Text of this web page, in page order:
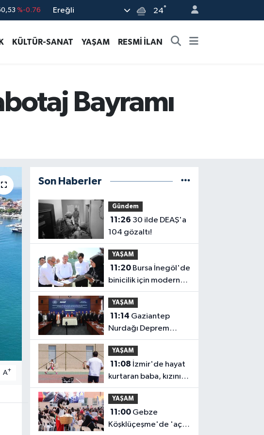
%0.16
Ereğli 24°
KÜLTÜR-SANAT YAŞAM RESMİ İLAN
Bayramı
A+
Son Haberler
Gündem
11:26
104 gözaltı!
YAŞAM
11:20
binicilik için modern
manejler yapılıyor
YAŞAM
11:14
Nurdağı Deprem
Müzesi ve Afet
Farkındalık Merkezi
için iş birliği
YAŞAM
11:08
kurtaran baba, kızını
kortlarda
şampiyonluğa
hazırlıyor
YAŞAM
11:00
Köşklüçeşme'de 'açık